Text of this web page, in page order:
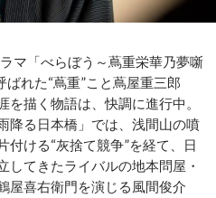
マ「べらぼう～蔦重栄華乃夢噺
ばれた“蔦重”こと蔦屋重三郎
を描く物語は、快調に進行中。
降る日本橋」では、浅間山の噴
付ける“灰捨て競争”を経て、日
してきたライバルの地本問屋・
屋喜右衛門を演じる風間俊介